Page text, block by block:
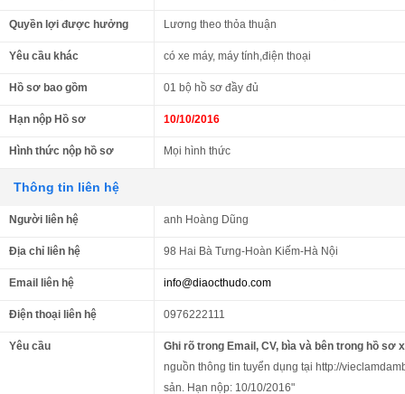
Quyền lợi được hưởng Lương theo thỏa thuận
Yêu cầu khác có xe máy, máy tính,điện thoại
Hồ sơ bao gồm 01 bộ hồ sơ đầy đủ
Hạn nộp Hồ sơ 10/10/2016
Hình thức nộp hồ sơ Mọi hình thức
Thông tin liên hệ
Người liên hệ anh Hoàng Dũng
Địa chỉ liên hệ 98 Hai Bà Tưng-Hoàn Kiếm-Hà Nội
Email liên hệ info@diaocthudo.com
Điện thoại liên hệ 0976222111
Yêu cầu
Ghi rõ trong Email, CV, bìa và bên trong hồ sơ
nguồn thông tin tuyển dụng tại http://
sản. Hạn nộp: 10/10/2016"